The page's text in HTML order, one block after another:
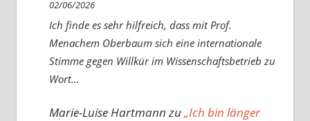
02/06/2026
Ich finde es sehr hilfreich, dass mit Prof.
Menachem Oberbaum sich eine internationale
Stimme gegen Willkür im Wissenschaftsbetrieb zu
Wort…
Marie-Luise Hartmannzu„Ich bin länger